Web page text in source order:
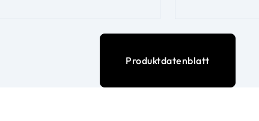
Produktdatenblatt